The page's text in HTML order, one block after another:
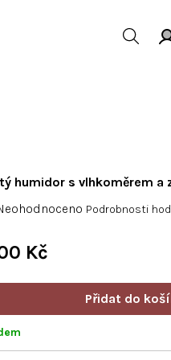
humidor s vlhkoměrem a
Podrobnosti
Kč